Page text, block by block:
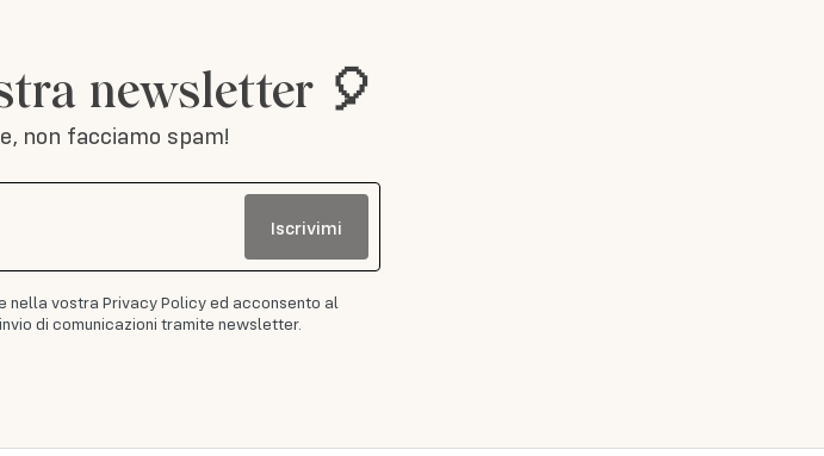
newsletter 🎈
non facciamo spam!
Iscrivimi
vostra Privacy Policy ed acconsento al
di comunicazioni tramite newsletter.